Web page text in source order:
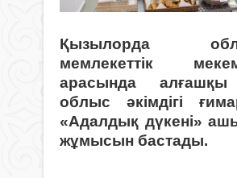
Қызылорда
мемлекеттік
арасында
облыс әкімдігі
«Адалдық дүкені»
жұмысын бастады.